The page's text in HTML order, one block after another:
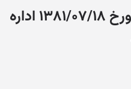
نظر مشورتی ۷/۶۶۶۴ مورخ ۱۳۸۱/۰۷/۱۸ اداره